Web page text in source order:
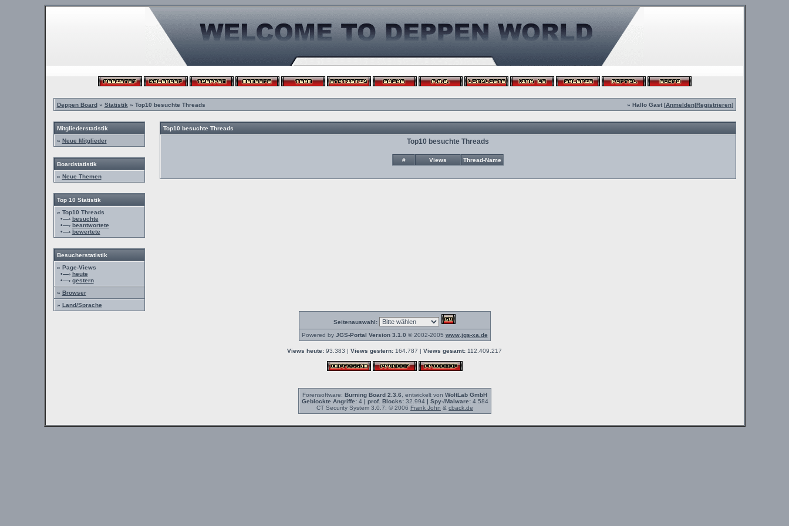
Deppen Board» Statistik » Top10 besuchte Threads » Hallo Gast [Anmelden|Registrieren]
Mitgliederstatistik
» Neue Mitglieder
Boardstatistik
» Neue Themen
Top 10 Statistik
» Top10 Threads
•—› besuchte
•—› beantwortete
•—› bewertete
Besucherstatistik
» Page-Views
•—› heute
•—› gestern
» Browser
» Land/Sprache
Top10 besuchte Threads
Top10 besuchte Threads
# Views Thread-Name
Seitenauswahl:
Powered by JGS-Portal Version 3.1.0 © 2002-2005 www.jgs-xa.de
Views heute: 93.383 | Views gestern: 164.787 | Views gesamt: 112.409.217
Forensoftware: Burning Board 2.3.6 , entwickelt von WoltLab GmbH
Geblockte Angriffe:4 | prof. Blocks:32.994 | Spy-/Malware:4.584
CT Security System 3.0.7: © 2006 Frank John & cback.de